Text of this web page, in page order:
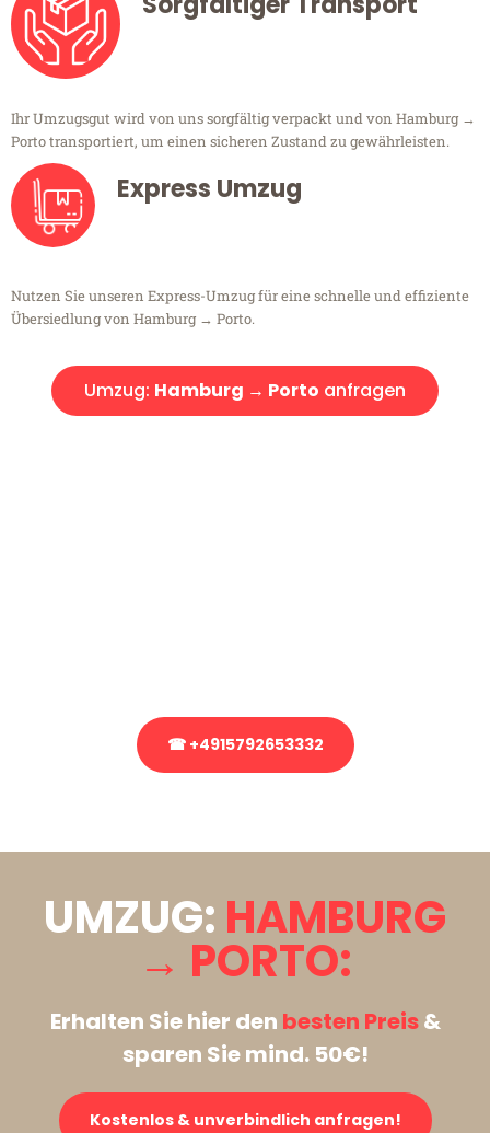
Ihr Umzugsgut wird von uns sorgfältig verpackt und von Hamburg →
Porto transportiert, um einen sicheren Zustand zu gewährleisten.
Express Umzug
Nutzen Sie unseren Express-Umzug für eine schnelle und effiziente
Übersiedlung von Hamburg → Porto.
Umzug: Hamburg → Porto anfragen
☎ +4915792653332
UMZUG: HAMBURG
→ PORTO:
Erhalten Sie hier den besten Preis&
sparen Sie mind. 50€!
Kostenlos & unverbindlich anfragen!